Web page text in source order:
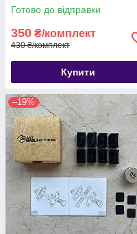
Готово до відправки
350 ₴/комплект
430 ₴/комплект
Купити
–19%